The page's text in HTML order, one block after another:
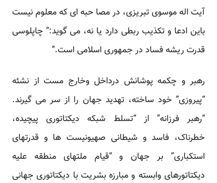
آیت اله موسوی تبریزی، در مصا حبه ای که معلوم نیست
باین ادعا و تکذیب ربطی دارد یا نه، می گوید:” چاپلوسی
قدرت ریشه فساد در جمهوری اسلامی است.”
رهبر و چکمه پوشانش درداخل وخارج مست از نشئه
“پیروزی” خود ساخته، تهدید جهان را از سر می گیرند.
“رهبر فرزانه” از “تسلط شبکه دیکتاتوری پیچیده،
خطرناک، فاسد و شیطانی صهیونیست ها و قدرتهای
استکباری” بر جهان و “قیام ملتهای منطقه علیه
دیکتاتورهای وابسته و مبارزه بشریت با دیکتاتوری جهانی